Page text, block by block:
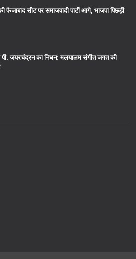
फैजाबाद सीट पर समाजवादी पार्टी आगे, भाजपा पिछड़ी
पी. जयरचंद्रन का निधन: मलयालम संगीत जगत की